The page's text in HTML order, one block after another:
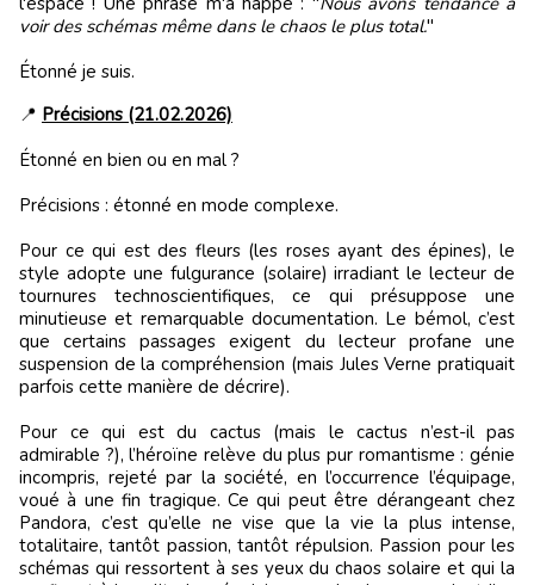
voir des schémas même dans le chaos le plus total."
Étonné je suis.
Précisions (21.02.2026)
Étonné en bien ou en mal ?
Précisions : étonné en mode complexe.
Pour ce qui est des fleurs (les roses ayant des épines), le
style adopte une fulgurance (solaire) irradiant le lecteur de
tournures technoscientifiques, ce qui présuppose une
minutieuse et remarquable documentation. Le bémol, c’est
que certains passages exigent du lecteur profane une
suspension de la compréhension (mais Jules Verne pratiquait
parfois cette manière de décrire).
Pour ce qui est du cactus (mais le cactus n’est-il pas
admirable ?), l’héroïne relève du plus pur romantisme : génie
incompris, rejeté par la société, en l’occurrence l’équipage,
voué à une fin tragique. Ce qui peut être dérangeant chez
Pandora, c’est qu’elle ne vise que la vie la plus intense,
totalitaire, tantôt passion, tantôt répulsion. Passion pour les
schémas qui ressortent à ses yeux du chaos solaire et qui la